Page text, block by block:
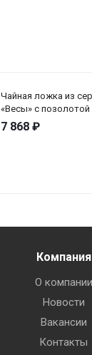
Чайная ложка из
«Весы» с позолотой
7 868 ₽
Компания
О компании
Новости
Вакансии
Контакты